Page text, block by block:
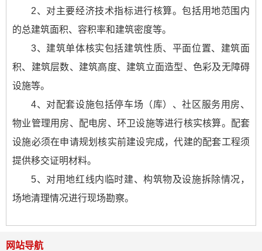
2、对主要经济技术指标进行核算。包括用地范围内
的总建筑面积、容积率和建筑密度等。
3、建筑单体核实包括建筑性质、平面位置、建筑面
积、建筑层数、建筑高度、建筑立面造型、色彩及无障碍
设施等。
4、对配套设施包括停车场（库）、社区服务用房、
物业管理用房、配电房、环卫设施等进行核实核算。配套
设施必须在申请规划核实前建设完成，代建的配套工程须
提供移交证明材料。
5、对用地红线内临时建、构筑物及设施拆除情况，
场地清理情况进行现场勘察。
网站导航